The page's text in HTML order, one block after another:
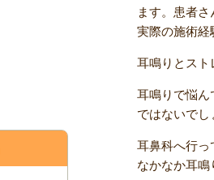
ます。患者
実際の施術経
耳鳴りとスト
耳鳴りで悩
ではないでし
耳鼻科へ行っ
なかなか耳鳴